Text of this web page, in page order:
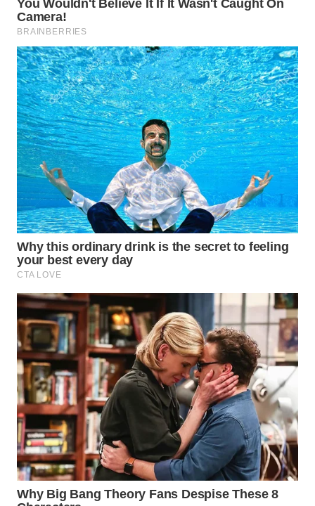
WN
INDRAMAYU
WN
KUNINGAN
WN
MAJALENGKA
WN
SUBANG
SUKABUMI
WN
PURWAKARTA
WN
PRIANGAN
TIMUR
WN
SEMARANG
WN
SOLO